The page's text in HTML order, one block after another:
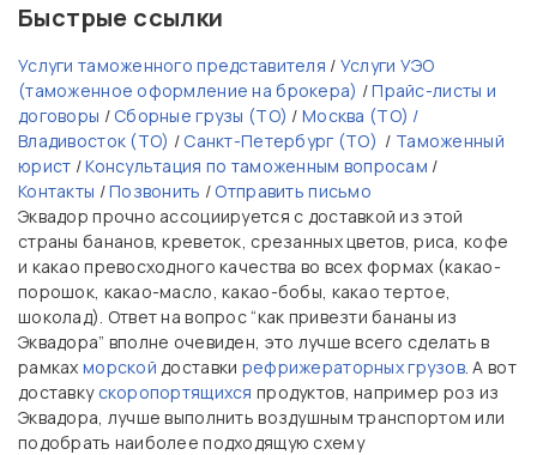
Быстрые ссылки
Услуги таможенного представителя / Услуги УЭО
(таможенное оформление на брокера) /Прайс-листы и
договоры / Сборные грузы (ТО) / Москва (ТО) /
Владивосток (ТО) / Санкт-Петербург (ТО) / Таможенный
юрист /Консультация по таможенным вопросам /
Контакты /Позвонить / Отправить письмо
Эквадор прочно ассоциируется с доставкой из этой
страны бананов, креветок, срезанных цветов, риса, кофе
и какао превосходного качества во всех формах (какао-
порошок, какао-масло, какао-бобы, какао тертое,
шоколад). Ответ на вопрос “как привезти бананы из
Эквадора” вполне очевиден, это лучше всего сделать в
рамках морской доставки рефрижераторных грузов. А вот
доставку скоропортящихся продуктов, например роз из
Эквадора, лучше выполнить воздушным транспортом или
подобрать наиболее подходящую схему